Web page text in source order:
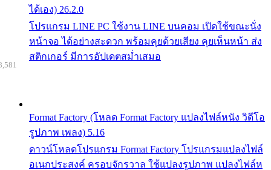
ได้เอง) 26.2.0
โปรแกรม LINE PC ใช้งาน LINE บนคอม เปิดใช้ขณะนั่ง
หน้าจอ ได้อย่างสะดวก พร้อมคุยด้วยเสียง คุยเห็นหน้า ส่ง
สติกเกอร์ มีการอัปเดตสม่ำเสมอ
Format Factory (โหลด Format Factory แปลงไฟล์หนัง วิดีโอ
รูปภาพ เพลง) 5.16
ดาวน์โหลดโปรแกรม Format Factory โปรแกรมแปลงไฟล์
อเนกประสงค์ ครอบจักรวาล ใช้แปลงรูปภาพ แปลงไฟล์ห